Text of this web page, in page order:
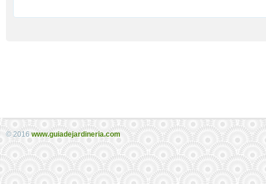
© 2016 www.guiadejardineria.com